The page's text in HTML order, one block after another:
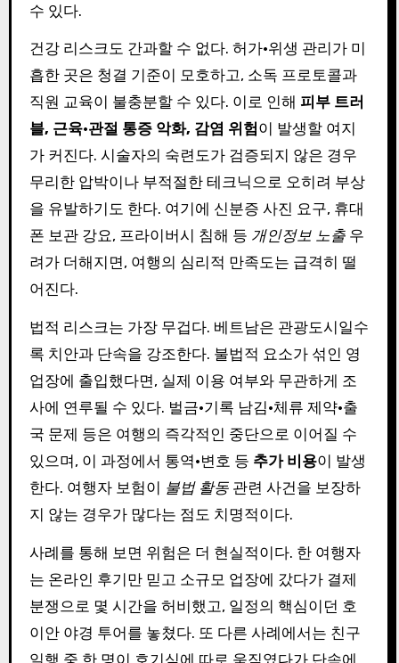
수 있다.
건강 리스크도 간과할 수 없다. 허가·위생 관리가 미
흡한 곳은 청결 기준이 모호하고, 소독 프로토콜과
직원 교육이 불충분할 수 있다. 이로 인해 피부 트러
블, 근육·관절 통증 악화, 감염 위험이 발생할 여지
가 커진다. 시술자의 숙련도가 검증되지 않은 경우
무리한 압박이나 부적절한 테크닉으로 오히려 부상
을 유발하기도 한다. 여기에 신분증 사진 요구, 휴대
폰 보관 강요, 프라이버시 침해 등 개인정보 노출우
려가 더해지면, 여행의 심리적 만족도는 급격히 떨
어진다.
법적 리스크는 가장 무겁다. 베트남은 관광도시일수
록 치안과 단속을 강조한다. 불법적 요소가 섞인 영
업장에 출입했다면, 실제 이용 여부와 무관하게 조
사에 연루될 수 있다. 벌금·기록 남김·체류 제약·출
국 문제 등은 여행의 즉각적인 중단으로 이어질 수
있으며, 이 과정에서 통역·변호 등 추가 비용이 발생
한다. 여행자 보험이 불법 활동관련 사건을 보장하
지 않는 경우가 많다는 점도 치명적이다.
사례를 통해 보면 위험은 더 현실적이다. 한 여행자
는 온라인 후기만 믿고 소규모 업장에 갔다가 결제
분쟁으로 몇 시간을 허비했고, 일정의 핵심이던 호
이안 야경 투어를 놓쳤다. 또 다른 사례에서는 친구
일행 중 한 명이 호기심에 따로 움직였다가 단속에